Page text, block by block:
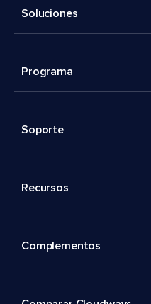
Soluciones
Programa
Soporte
Recursos
Complementos